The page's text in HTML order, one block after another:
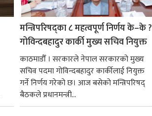
मन्त्रिपरिषद्का ८ महत्वपूर्ण निर्णय के–के ?
गोविन्दबहादुर कार्की मुख्य सचिव नियुक्त
काठमाडौँ । सरकारले नेपाल सरकारको मुख्य
सचिव पदमा गोविन्दबहादुर कार्कीलाई नियुक्त
गर्ने निर्णय गरेको छ। आज बसेको मन्त्रिपरिषद्
बैठकले प्रधानमन्त्री...